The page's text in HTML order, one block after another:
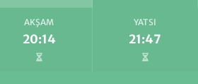
AKŞAM
20:14
YATSI
21:47